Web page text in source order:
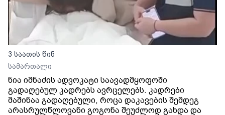
3 საათის წინ
სამართალი
ნია იმნაძის ადვოკატი საავადმყოფოში
გადაღებულ კადრებს ავრცელებს. კადრები
მაშინაა გადაღებული, როცა დაკავების შემდეგ
არასრულწლოვანი გოგონა შეუძლოდ გახდა და